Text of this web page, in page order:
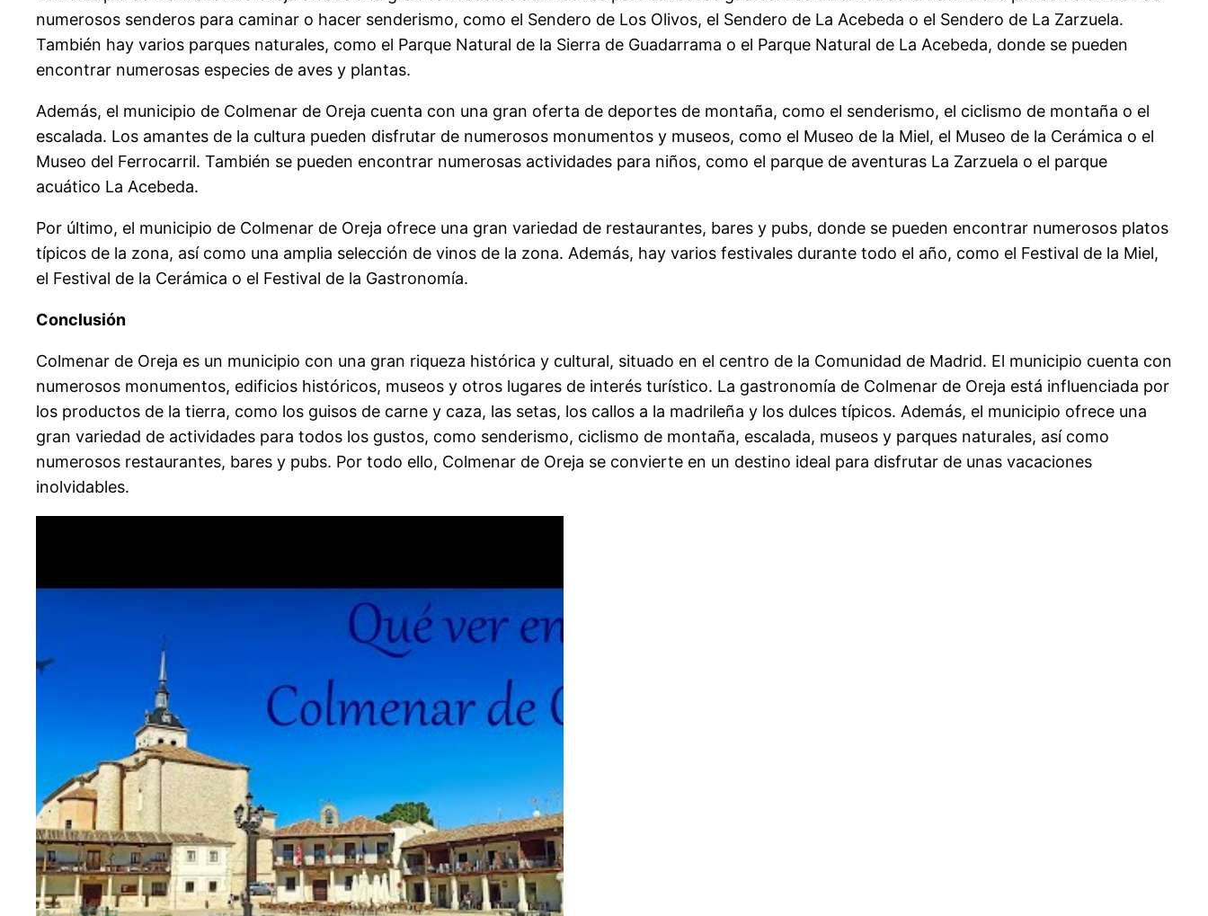
numerosos senderos para caminar o hacer senderismo, como el Sendero de Los Olivos, el Sendero de La Acebeda o el Sendero de La Zarzuela.
También hay varios parques naturales, como el Parque Natural de la Sierra de Guadarrama o el Parque Natural de La Acebeda, donde se pueden
encontrar numerosas especies de aves y plantas.
Además, el municipio de Colmenar de Oreja cuenta con una gran oferta de deportes de montaña, como el senderismo, el ciclismo de montaña o el
escalada. Los amantes de la cultura pueden disfrutar de numerosos monumentos y museos, como el Museo de la Miel, el Museo de la Cerámica o el
Museo del Ferrocarril. También se pueden encontrar numerosas actividades para niños, como el parque de aventuras La Zarzuela o el parque
acuático La Acebeda.
Por último, el municipio de Colmenar de Oreja ofrece una gran variedad de restaurantes, bares y pubs, donde se pueden encontrar numerosos platos
típicos de la zona, así como una amplia selección de vinos de la zona. Además, hay varios festivales durante todo el año, como el Festival de la Miel,
el Festival de la Cerámica o el Festival de la Gastronomía.
Conclusión
Colmenar de Oreja es un municipio con una gran riqueza histórica y cultural, situado en el centro de la Comunidad de Madrid. El municipio cuenta con
numerosos monumentos, edificios históricos, museos y otros lugares de interés turístico. La gastronomía de Colmenar de Oreja está influenciada por
los productos de la tierra, como los guisos de carne y caza, las setas, los callos a la madrileña y los dulces típicos. Además, el municipio ofrece una
gran variedad de actividades para todos los gustos, como senderismo, ciclismo de montaña, escalada, museos y parques naturales, así como
numerosos restaurantes, bares y pubs. Por todo ello, Colmenar de Oreja se convierte en un destino ideal para disfrutar de unas vacaciones
inolvidables.